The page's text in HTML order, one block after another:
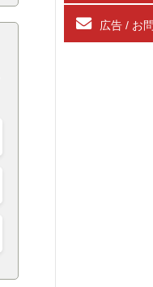
広告 / お